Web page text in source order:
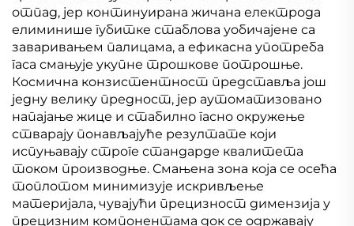
отпад, јер континуирана жичана електрода
елиминише губитке стаблова уобичајене са
заваривањем палицама, а ефикасна употреба
гаса смањује укупне трошкове потрошње.
Космична конзистентност представља још
једну велику предност, јер аутоматизовано
напајање жице и стабилно гасно окружење
стварају понављајуће резултате који
испуњавају строге стандарде квалитета
током производње. Смањена зона која се осећа
топлотом минимизује искривљење
материјала, чувајући прецизност димензија у
прецизним компонентама док се одржавају